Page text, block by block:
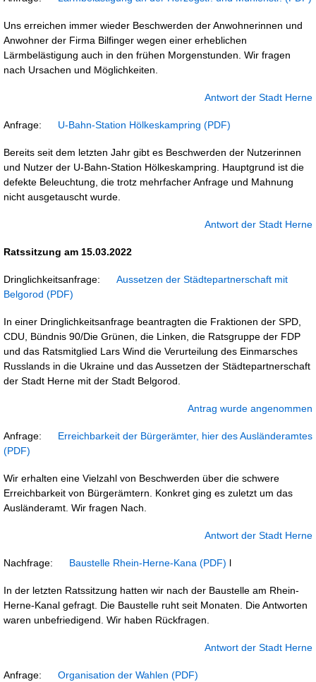
Uns erreichen immer wieder Beschwerden der Anwohnerinnen und
Anwohner der Firma Bilfinger wegen einer erheblichen
Lärmbelästigung auch in den frühen Morgenstunden. Wir fragen
nach Ursachen und Möglichkeiten.
Antwort der Stadt Herne
Anfrage: U-Bahn-Station Hölkeskampring
Bereits seit dem letzten Jahr gibt es Beschwerden der Nutzerinnen
und Nutzer der U-Bahn-Station Hölkeskampring. Hauptgrund ist die
defekte Beleuchtung, die trotz mehrfacher Anfrage und Mahnung
nicht ausgetauscht wurde.
Antwort der Stadt Herne
Ratssitzung am 15.03.2022
Dringlichkeitsanfrage:
Aussetzen der Städtepartnerschaft mit
Belgorod
In einer Dringlichkeitsanfrage beantragten die Fraktionen der SPD,
CDU, Bündnis 90/Die Grünen, die Linken, die Ratsgruppe der FDP
und das Ratsmitglied Lars Wind die Verurteilung des Einmarsches
Russlands in die Ukraine und das Aussetzen der Städtepartnerschaft
der Stadt Herne mit der Stadt Belgorod.
Antrag wurde angenommen
Anfrage: Erreichbarkeit der Bürgerämter, hier des Ausländeramtes
Wir erhalten eine Vielzahl von Beschwerden über die schwere
Erreichbarkeit von Bürgerämtern. Konkret ging es zuletzt um das
Ausländeramt. Wir fragen Nach.
Antwort der Stadt Herne
Nachfrage: Baustelle Rhein-Herne-Kana
In der letzten Ratssitzung hatten wir nach der Baustelle am Rhein-
Herne-Kanal gefragt. Die Baustelle ruht seit Monaten. Die Antworten
waren unbefriedigend. Wir haben Rückfragen.
Antwort der Stadt Herne
Anfrage: Organisation der Wahlen